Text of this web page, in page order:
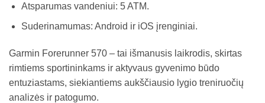
Atsparumas vandeniui: 5 ATM.
Suderinamumas: Android ir iOS įrenginiai.
Garmin Forerunner 570 – tai išmanusis laikrodis, skirtas
rimtiems sportininkams ir aktyvaus gyvenimo būdo
entuziastams, siekiantiems aukščiausio lygio treniruočių
analizės ir patogumo.